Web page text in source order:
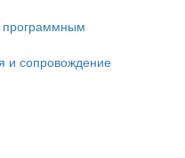
программным
и сопровождение